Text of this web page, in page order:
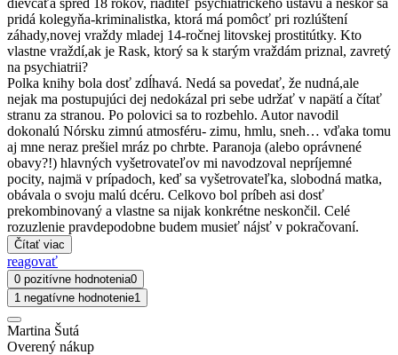
pridá kolegyňa-kriminalistka, ktorá má pomôcť pri rozlúštení
záhady,novej vraždy mladej 14-ročnej litovskej prostitútky. Kto
vlastne vraždí,ak je Rask, ktorý sa k starým vraždám priznal, zavretý
na psychiatrii?
Polka knihy bola dosť zdĺhavá. Nedá sa povedať, že nudná,ale
nejak ma postupujúci dej nedokázal pri sebe udržať v napätí a čítať
stranu za stranou. Po polovici sa to rozbehlo. Autor navodil
dokonalú Nórsku zimnú atmosféru- zimu, hmlu, sneh… vďaka tomu
aj mne neraz prešiel mráz po chrbte. Paranoja (alebo oprávnené
obavy?!) hlavných vyšetrovateľov mi navodzoval nepríjemné
pocity, najmä v prípadoch, keď sa vyšetrovateľka, slobodná matka,
obávala o svoju malú dcéru. Celkovo bol príbeh asi dosť
prekombinovaný a vlastne sa nijak konkrétne neskončil. Celé
rozuzlenie pravdepodobne budem musieť nájsť v pokračovaní.
Čítať viac
reagovať
0 pozitívne hodnotenia0
1 negatívne hodnotenie1
Martina Šutá
Overený nákup